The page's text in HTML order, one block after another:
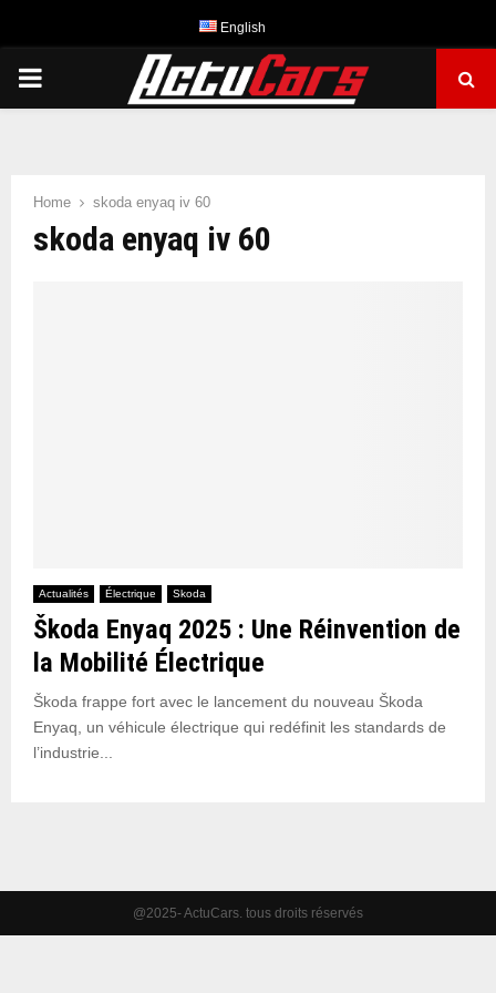
English
PRIMARY
Home skoda enyaq iv 60
skoda enyaq iv 60
Actualités Électrique Skoda
Škoda Enyaq 2025 : Une Réinvention de
la Mobilité Électrique
Škoda frappe fort avec le lancement du nouveau Škoda
Enyaq, un véhicule électrique qui redéfinit les standards de
l’industrie...
@2025- ActuCars. tous droits réservés